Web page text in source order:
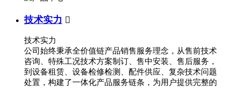
技术实力 
技术实力
公司始终秉承全价值链产品销售服务理念，从售前技术
咨询、特殊工况技术方案制订、售中安装、售后服务，
到设备租赁、设备检修检测、配件供应、复杂技术问题
处置，构建了一体化产品服务链条，为用户提供完整的